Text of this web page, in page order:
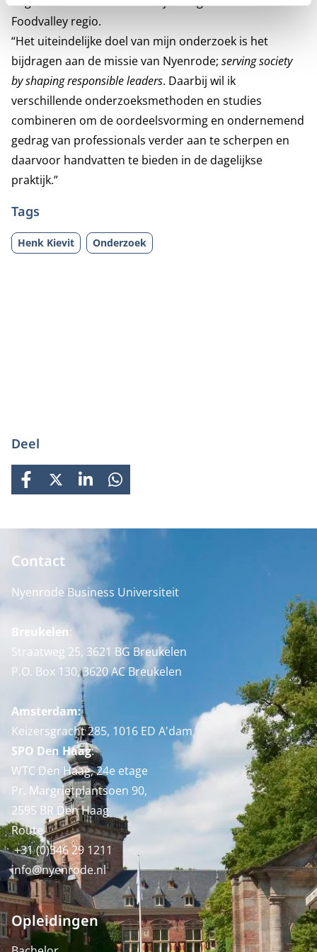
Foodvalley regio.
“Het uiteindelijke doel van mijn onderzoek is het
bijdragen aan de missie van Nyenrode; serving society
by shaping responsible leaders. Daarbij wil ik
verschillende onderzoeksmethoden en studies
combineren om de oordeelsvorming en ondernemend
gedrag van professionals verder aan te scherpen en
daarvoor handvatten te bieden in de dagelijkse
praktijk.”
Tags
Henk Kievit Onderzoek
Deel
FACEBOOK
X LINKEDINWHATSAPP
Contact
Nyenrode Business Universiteit
Breukelen:
Straatweg 25, 3621 BG Breukelen
P.O. Box 130, 3620 AC Breukelen
Amsterdam:
Keizersgracht 285, 1016 ED A'dam
SPO Den Haag:
WTC Den Haag, 24e etage
Pr. Margrietplantsoen 90,
2595 BR Den Haag
Route
+31 (0)346 29 1211
info@nyenrode.nl
Opleidingen